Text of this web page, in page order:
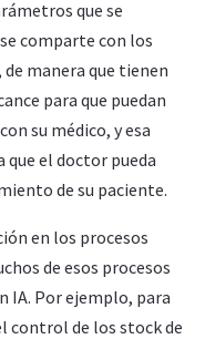
que se
comparte con los
manera que tienen
para que puedan
su médico, y esa
el doctor pueda
de su paciente.
en los procesos
de esos procesos
IA. Por ejemplo, para
control de los stock de